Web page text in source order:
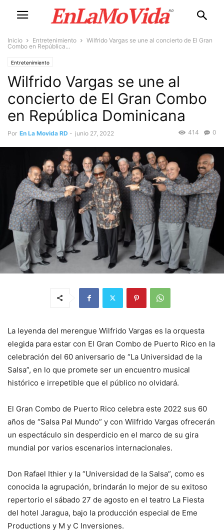
Inicio Entretenimiento
Wilfrido Vargas se une al concierto de El Gran
Combo en República...
Entretenimiento
Wilfrido Vargas se une al
concierto de El Gran Combo
en República Dominicana
Por En La Movida RD - junio 27, 2022 0
414
La leyenda del merengue Wilfrido Vargas es la orquesta
elegida para estar con El Gran Combo de Puerto Rico en la
celebración del 60 aniversario de “La Universidad de la
Salsa”, en lo que promete ser un encuentro musical
histórico e irrepetible que el público no olvidará.
El Gran Combo de Puerto Rico celebra este 2022 sus 60
años de “Salsa Pal Mundo” y con Wilfrido Vargas ofrecerán
un espectáculo sin desperdicio en el marco de su gira
mundial por varios escenarios internacionales.
Don Rafael Ithier y la “Universidad de la Salsa”, como es
conocida la agrupación, brindarán lo mejor de su exitoso
repertorio el sábado 27 de agosto en el teatro La Fiesta
del hotel Jaragua, bajo la producción especial de Eme
Productions y M y C Inversiones.